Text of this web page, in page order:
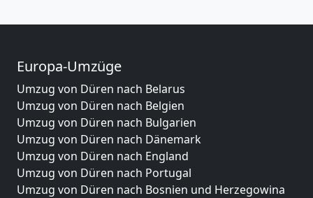
Europa-Umzüge
Umzug von Düren nach Belarus
Umzug von Düren nach Belgien
Umzug von Düren nach Bulgarien
Umzug von Düren nach Dänemark
Umzug von Düren nach England
Umzug von Düren nach Portugal
Umzug von Düren nach Bosnien und Herzegowina